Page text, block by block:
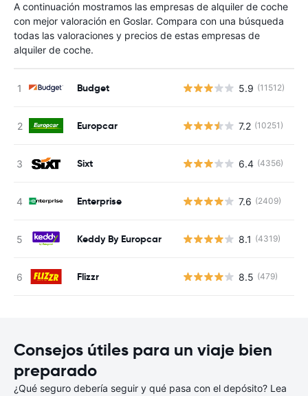
A continuación mostramos las empresas de alquiler de coche
con mejor valoración en Goslar. Compara con una búsqueda
todas las valoraciones y precios de estas empresas de
alquiler de coche.
Budget 5.9 (11512)
Europcar 7.2 (10251)
Sixt 6.4 (4356)
Enterprise 7.6 (2409)
Keddy By Europcar 8.1 (4319)
Flizzr 8.5 (479)
Consejos útiles para un viaje bien
preparado
¿Qué seguro debería seguir y qué pasa con el depósito? Lea